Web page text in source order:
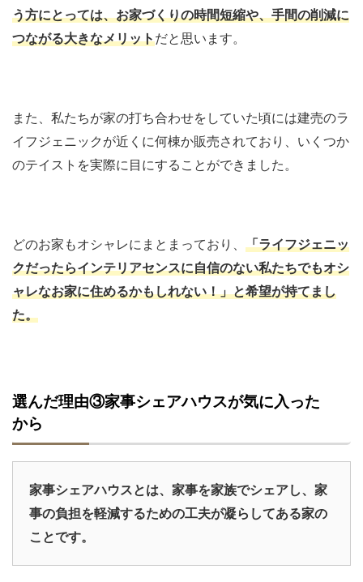
う方にとっては、お家づくりの時間短縮や、手間の削減に
つながる大きなメリットだと思います。
また、私たちが家の打ち合わせをしていた頃には建売のラ
イフジェニックが近くに何棟か販売されており、いくつか
のテイストを実際に目にすることができました。
どのお家もオシャレにまとまっており、 「ライフジェニッ
クだったらインテリアセンスに自信のない私たちでもオシ
ャレなお家に住めるかもしれない！」と希望が持てまし
た。
選んだ理由③家事シェアハウスが気に入った
から
家事シェアハウスとは、家事を家族でシェアし、家
事の負担を軽減するための工夫が凝らしてある家の
ことです。